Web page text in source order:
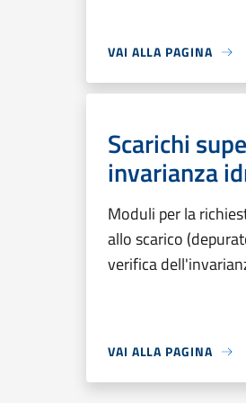
VAI ALLA PAGINA
Scarichi
invarianza
Moduli per la
allo scarico
verifica
VAI ALLA PAGINA